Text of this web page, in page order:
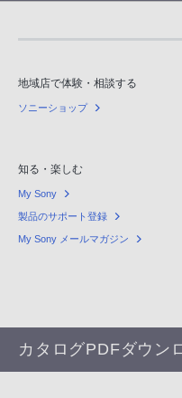
地域店で体験・相談する
ソニーショップ
知る・楽しむ
My Sony
製品のサポート登録
My Sony メールマガジン
カタログPDFダウン